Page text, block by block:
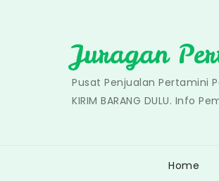
Juragan
Pusat Penjualan Pertamini
KIRIM BARANG DULU. Info
Home